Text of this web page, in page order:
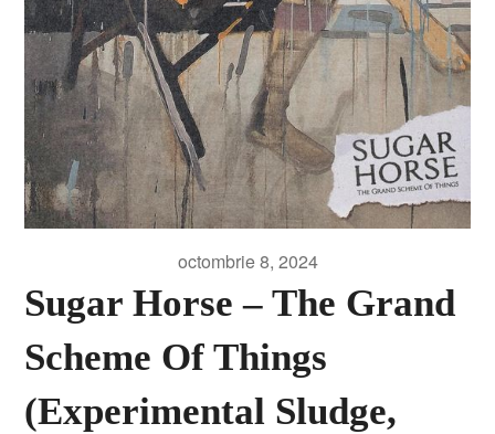
octombrie 8, 2024
Sugar Horse – The Grand
Scheme Of Things
(Experimental Sludge,